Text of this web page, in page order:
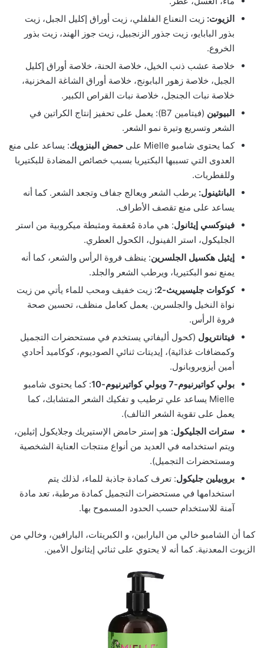
الزيوت: زيت النعناع الفلفلي، زيت أوراق إكليل الجبل، زيت
بذور البابايو، زيت جذور الزنجبيل، زيت جوز الهند، زيت بذور
الخروع.
خلاصة عشب ذنب الخيل، خلاصة الحنة، خلاصة أوراق إكليل
الجبل، خلاصة زهور البابونج، خلاصة أوراق الشاغة المخزنية،
خلاصة نبات الجنجل، خلاصة نبات القراص الكبير.
البيوتين
(فيتامين B7): يعمل على تحفيز إنتاج الكراتين في
الشعر وتسريع وتيرة نمو الشعر.
كما يحتوى شامبو Mielle على
حمض البنزويك: يساعد على منع
العدوى التي تسببها البكتيريا بسبب خصائص المضادة للبكتيريا
وللفطريات.
البانثينول: يرطب الشعر ويعالج جفاف وتجعد الشعر. كما أنه
يساعد على منع تقصف الأطراف.
فينوكسي إيثانول: هي مادة مُعقمة ومثبطة ميكروبية من استر
الجليكول، استر الفينول، الكحول العطري.
إيثيل هكسيل الجلسرين: ينظف فروة الرأس والشعر، كما أنه
يمنع نمو البكتيريا، ويرطب الشعر والجلد.
كوكوات جليسيريث-2:
زيت خفيف ومحب للماء يأتي من زيت
نواة النخيل والجلسرين. يعمل كعامل منظف، تحسين صحة
فروة الرأس.
فيتانتريول (كحول أليفاتي يستخدم في مستحضرات التجميل
وكمضافات غذائية)، إيديتات ثنائي الصوديوم، كوكاميد أحادي
أمين أيزوبروبانول.
بولي كواتيرنيوم-7
وبولي كواتيرنيوم-10
: كما يحتوى شامبو
Mielle يساعد علي ترطيب و تفكيك الشعر المتشابك، كما
يعمل على تقوية الشعر التالف).
سترات الجليكول: هو إستر حامض الإستيريك وجلايكول إثيلين،
ويتم استخدامه في العديد من أنواع منتجات العناية الشخصية
ومستحضرات التجميل).
بروبيلين جليكول: تعرف كمادة جاذبة للماء، لذلك يتم
استخدامها في مستحضرات التجميل كمادة مرطبة، تعد مادة
آمنة للاستخدام حسب الحدود المسموح بها.
كما أن الشامبو خالي من البارابين، و الكبريتات، البارافين، وخالي من
الزيوت المعدنية. كما أنه لا يحتوي على ثنائي إيثانول الأمين.